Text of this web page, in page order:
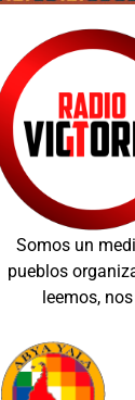
Somos un
pueblos
leemos,